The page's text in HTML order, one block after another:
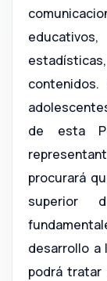
de esta
procurará
superior
desarrollo a
podrá tratar